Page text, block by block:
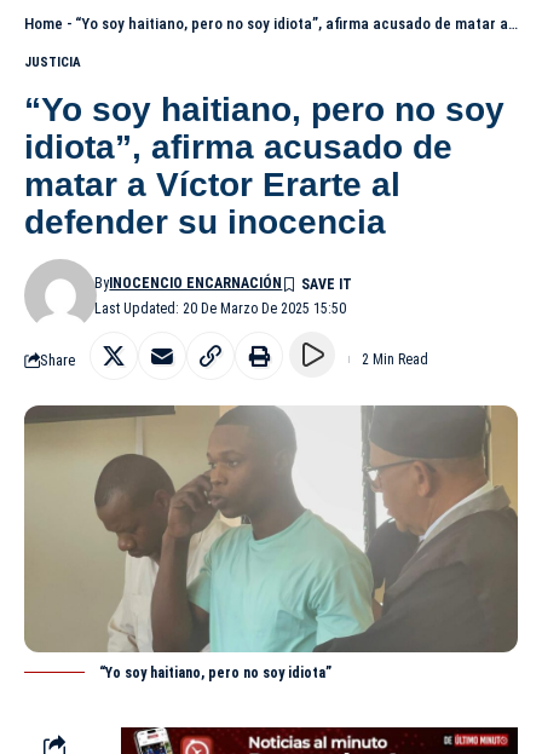
Home - “Yo soy haitiano, pero no soy idiota”, afirma acusado de matar a Víctor Erarte al defender su inocencia
JUSTICIA
“Yo soy haitiano, pero no soy
idiota”, afirma acusado de
matar a Víctor Erarte al
defender su inocencia
Last Updated: 20 De Marzo De 2025 15:50
ByINOCENCIO ENCARNACIÓN
Share 2 Min Read
“Yo soy haitiano, pero no soy idiota”